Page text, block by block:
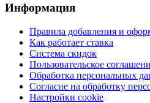
Информация
Правила добавления и
Как работает ставка
Система скидок
Пользовательское
Обработка персональных
Согласие на обработку
Настройки cookie